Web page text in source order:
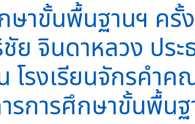
ษาขั้นพื้นฐานฯ ครั้
จินดาหลวง ปร
รงเรียนจักรคำค
การศึกษาขั้นพื้นฐ